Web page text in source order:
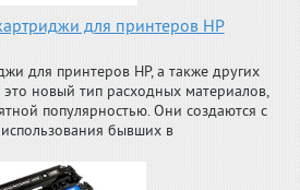
для принтеров HP
для принтеров HP, а также других
новый тип расходных материалов,
популярностью. Они создаются с
бывших в